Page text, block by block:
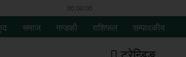
00:00:00
समाज गण्डकी राशिफल सम्पादकीय